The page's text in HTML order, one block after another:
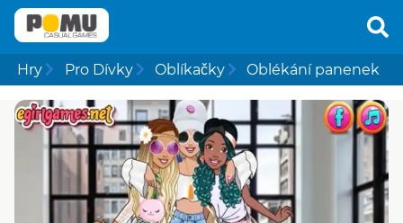
Hry Pro Dívky Oblíkačky Oblékání panenek